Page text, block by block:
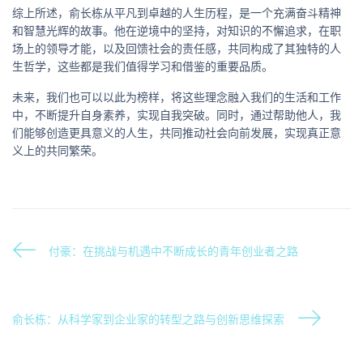
综上所述，俞长栋从平凡到卓越的人生历程，是一个充满奋斗精神
和智慧光辉的故事。他在逆境中的坚持，对知识的不懈追求，在职
场上的领导才能，以及回馈社会的责任感，共同构成了其独特的人
生哲学，这些都是我们值得学习和借鉴的重要品质。
未来，我们也可以以此为榜样，将这些理念融入我们的生活和工作
中，不断提升自身素养，实现自我突破。同时，通过帮助他人，我
们能够创造更具意义的人生，共同推动社会向前发展，实现真正意
义上的共同繁荣。
付豪：在挑战与机遇中不断成长的青年创业者之路
俞长栋：从科学家到企业家的转型之路与创新思维探索